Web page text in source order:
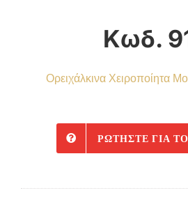
Κωδ.
Ορειχάλκινα Χειροποίητα
ΡΩΤΉΣΤΕ ΓΙΑ